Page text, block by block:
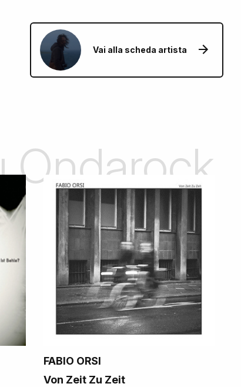
Vai alla scheda artista
Ondarock
FABIO ORSI
Von Zeit Zu Zeit